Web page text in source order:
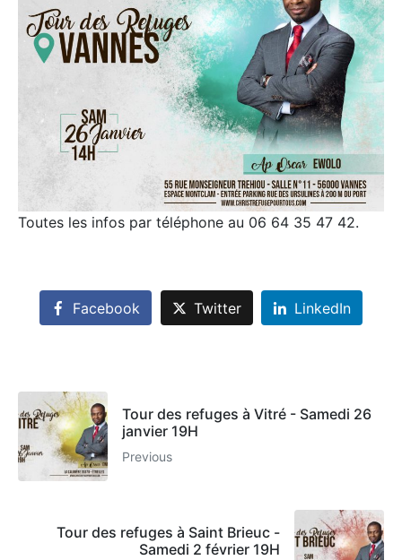
Toutes les infos par téléphone au 06 64 35 47 42.
Facebook Twitter LinkedIn
Tour des refuges à Vitré - Samedi 26
janvier 19H
Previous
Tour des refuges à Saint Brieuc -
Samedi 2 février 19H